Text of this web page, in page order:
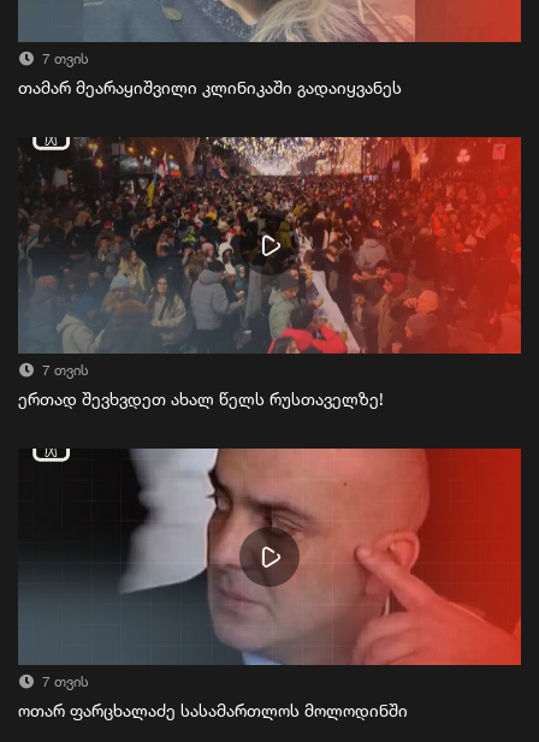
7 თვის
თამარ მეარაყიშვილი კლინიკაში გადაიყვანეს
7 თვის
ერთად შევხვდეთ ახალ წელს რუსთაველზე!
7 თვის
ოთარ ფარცხალაძე სასამართლოს მოლოდინში